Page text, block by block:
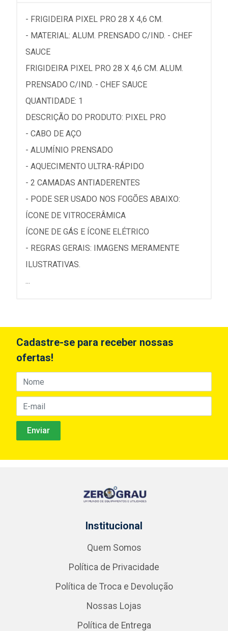
- FRIGIDEIRA PIXEL PRO 28 X 4,6 CM.
- MATERIAL: ALUM. PRENSADO C/IND. - CHEF
SAUCE
FRIGIDEIRA PIXEL PRO 28 X 4,6 CM. ALUM.
PRENSADO C/IND. - CHEF SAUCE
QUANTIDADE: 1
DESCRIÇÃO DO PRODUTO: PIXEL PRO
- CABO DE AÇO
- ALUMÍNIO PRENSADO
- AQUECIMENTO ULTRA-RÁPIDO
- 2 CAMADAS ANTIADERENTES
- PODE SER USADO NOS FOGÕES ABAIXO:
ÍCONE DE VITROCERÂMICA
ÍCONE DE GÁS E ÍCONE ELÉTRICO
- REGRAS GERAIS: IMAGENS MERAMENTE
ILUSTRATIVAS.
...
Cadastre-se para receber nossas
ofertas!
Institucional
Quem Somos
Política de Privacidade
Política de Troca e Devolução
Nossas Lojas
Política de Entrega